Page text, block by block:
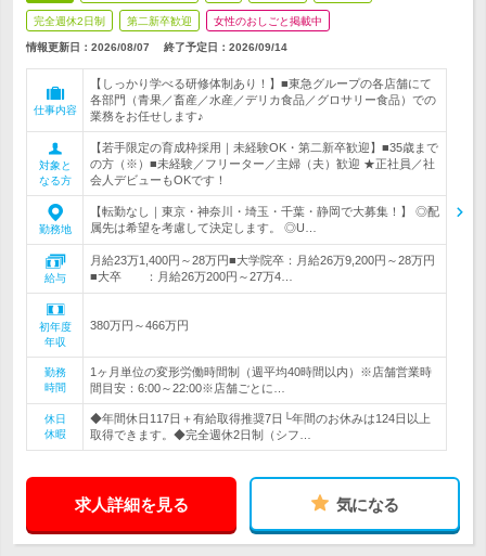
完全週休2日制 第二新卒歓迎 女性のおしごと掲載中
情報更新日：2026/08/07 終了予定日： 2026/09/14
仕事内容
【しっかり学べる研修体制あり！】■東急グループの各店舗にて
各部門（青果／畜産／水産／デリカ食品／グロサリー食品）での
業務をお任せします♪
対象と
なる方
【若手限定の育成枠採用｜未経験OK・第二新卒歓迎】■35歳まで
の方（※）■未経験／フリーター／主婦（夫）歓迎 ★正社員／社
会人デビューもOKです！
勤務地
【転勤なし｜東京・神奈川・埼玉・千葉・静岡で大募集！】 ◎配
属先は希望を考慮して決定します。 ◎U…
給与
月給23万1,400円～28万円■大学院卒：月給26万9,200円～28万円
■大卒 ：月給26万200円～27万4…
初年度
年収
380万円～466万円
勤務
時間
1ヶ月単位の変形労働時間制（週平均40時間以内）※店舗営業時
間目安：6:00～22:00※店舗ごとに…
休日
休暇
◆年間休日117日＋有給取得推奨7日└年間のお休みは124日以上
取得できます。◆完全週休2日制（シフ…
求人詳細を見る 気になる